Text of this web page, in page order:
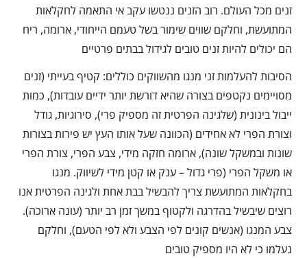
זנים מכל העולם. רוב הזנים ננטשו עקב אי התאמה לחקלאות
המתועשת, וחלקם שווים שימור בשל טעמם הייחודי, ארומה, ריח
הם יכולים להיות זנים טובים לגידול בבתים פרטיים
הסיבות להעלמות זני מנגו מהשווקים כוללים: קטיף בעייתי (זנים
מסויימים נקטפים בצורה שהיא דורשת יותר ידיים עובדות), כמות
ייבול בינונית (שלגינה הפרטית זה מספיק פרי), סירוגיות, גודל
וצורת הפרי לא אחידים (הכוונה שעל אותו העץ יש פירות בצורות
שונות ובמשקל שונה), ארומה חזקה מידי, צבע הפרי, צורת הפרי
או משקל הפרי (פרי גדול – ענק או קטן מידי לשיווק. מנגו
בחקלאות המתועשת צריך להבשיל בבת אחת ולגינה הפרטית אנו
רוצים שיבשיל בהדרגה ולקטוף במשך זמן רב יותר (עונה ארוכה).
צבע המנגו (אנשים קונים לפי הצבע ולא לפי הטעם), וחלקם
נעלמו כי לא היו מספיק טובים